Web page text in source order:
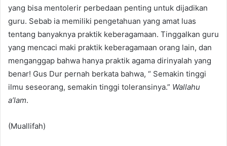
yang bisa mentolerir perbedaan penting untuk dijadikan
guru. Sebab ia memiliki pengetahuan yang amat luas
tentang banyaknya praktik keberagamaan. Tinggalkan guru
yang mencaci maki praktik keberagamaan orang lain, dan
menganggap bahwa hanya praktik agama dirinyalah yang
benar! Gus Dur pernah berkata bahwa, “ Semakin tinggi
ilmu seseorang, semakin tinggi toleransinya.” Wallahu
a’lam.
(Muallifah)